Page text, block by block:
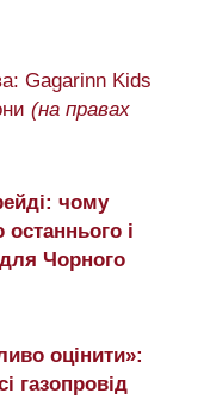
Gagarinn Kids
(на правах
чому
і
для Чорного
оцінити»:
газопровід